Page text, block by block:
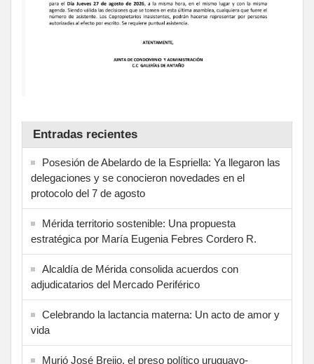
Entradas recientes
Posesión de Abelardo de la Espriella: Ya llegaron las
delegaciones y se conocieron novedades en el
protocolo del 7 de agosto
Mérida territorio sostenible: Una propuesta
estratégica por María Eugenia Febres Cordero R.
Alcaldía de Mérida consolida acuerdos con
adjudicatarios del Mercado Periférico
Celebrando la lactancia materna: Un acto de amor y
vida
Murió José Breijo, el preso político uruguayo-